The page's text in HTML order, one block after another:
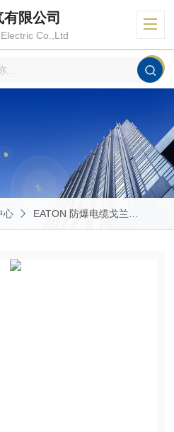
限公司
Co.,Ltd
心 EATON 防爆电缆戈兰